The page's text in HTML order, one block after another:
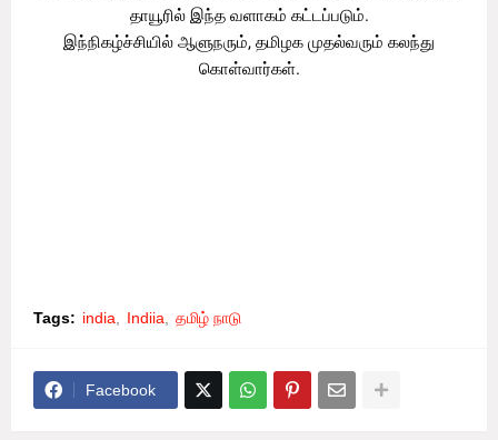
தாயூரில் இந்த வளாகம் கட்டப்படும்.
இந்நிகழ்ச்சியில் ஆளுநரும், தமிழக முதல்வரும் கலந்து
கொள்வார்கள்.
Tags: india Indiia தமிழ் நாடு
Facebook